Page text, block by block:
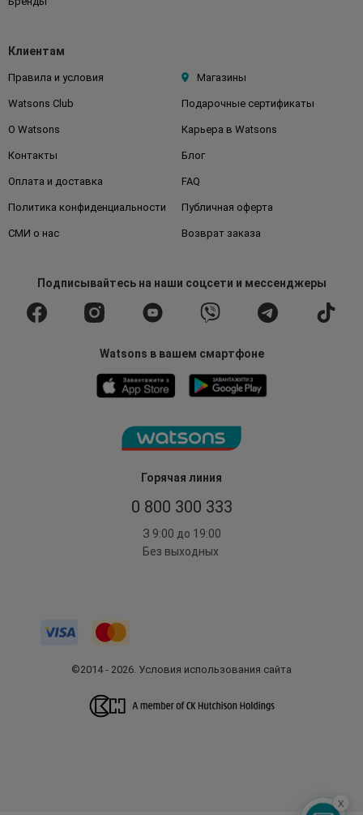
Горячая линия
0 800 300 333
З 9:00 до 19:00
Без выходных
Клиентам
Правила и условия Магазины
Watsons Club Подарочные сертификаты
О Watsons Карьера в Watsons
Контакты Блог
Оплата и доставка FAQ
Политика конфиденциальности Публичная оферта
СМИ о нас Возврат заказа
Подписывайтесьна наши соцсети и мессенджеры
Watsons в вашем смартфоне
©2014 - 2026. Условия использования сайта
x